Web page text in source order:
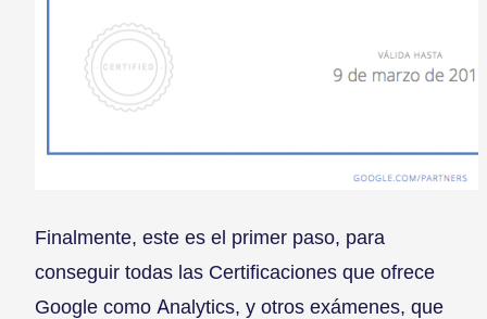
Finalmente, este es el primer paso, para
conseguir todas las Certificaciones que ofrece
Google como Analytics, y otros exámenes, que